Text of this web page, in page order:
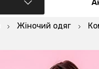
Жіночий одяг